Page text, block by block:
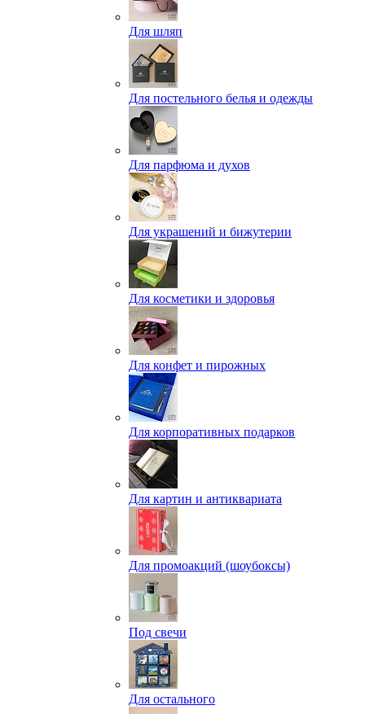
Для шляп
Для постельного белья и одежды
Для парфюма и духов
Для украшений и бижутерии
Для косметики и здоровья
Для конфет и пирожных
Для корпоративных подарков
Для картин и антиквариата
Для промоакций (шоубоксы)
Под свечи
Для остального